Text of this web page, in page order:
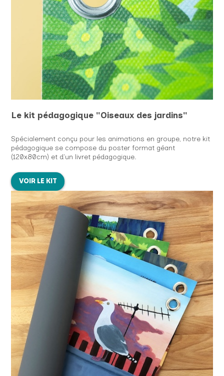
Le kit pédagogique "Oiseaux des jardins"
Spécialement conçu pour les animations en groupe, notre kit
pédagogique se compose du poster format géant
(120x80cm) et d'un livret pédagogique.
VOIR LE KIT